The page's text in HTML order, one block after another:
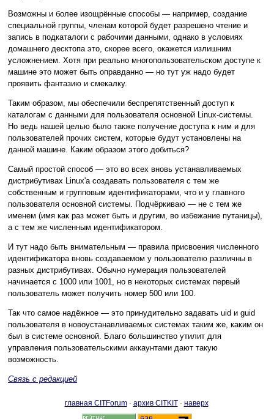
Возможны и более изощрённые способы — например, создание
специальной группы, членам которой будет разрешено чтение и
запись в подкаталоги с рабочими данными, однако в условиях
домашнего десктопа это, скорее всего, окажется излишним
усложнением. Хотя при реально многопользовательском доступе к
машине это может быть оправданно — но тут уж надо будет
проявить фантазию и смекалку.
Таким образом, мы обеспечили беспрепятственный доступ к
каталогам с данными для пользователя основной Linux-системы.
Но ведь нашей целью было также получение доступа к ним и для
пользователей прочих систем, которые будут установлены на
данной машине. Каким образом этого добиться?
Самый простой способ — это во всех вновь устанавливаемых
дистрибутивах Linux'а создавать пользователя с тем же
собственным и групповым идентификаторами, что и у главного
пользователя основной системы. Подчёркиваю — не с тем же
именем (имя как раз может быть и другим, во избежание путаницы),
а с тем же численным идентификатором.
И тут надо быть внимательным — правила присвоения численного
идентификатора вновь создаваемом у пользователю различны в
разных дистрибутивах. Обычно нумерация пользователей
начинается с 1000 или 1001, но в некоторых системах первый
пользователь может получить номер 500 или 100.
Так что самое надёжное — это принудительно задавать uid и guid
пользователя в новоустанавливаемых системах таким же, каким он
был в системе основной. Благо большинство утилит для
управления пользовательскими аккаунтами дают такую
возможность.
Связь с редакцией
главная CITForum· архив CITKIT· наверх